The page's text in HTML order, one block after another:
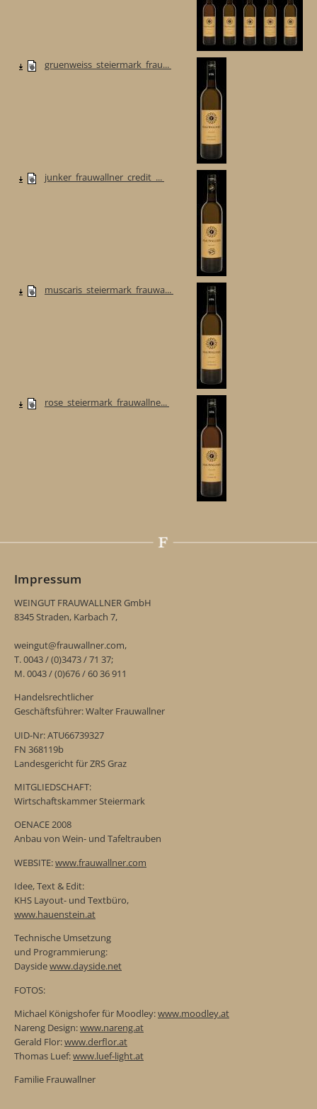
gruenweiss_steiermark_frau...
junker_frauwallner_credit_...
muscaris_steiermark_frauwa...
rose_steiermark_frauwallne...
Impressum
WEINGUT FRAUWALLNER GmbH
8345 Straden, Karbach 7,
weingut@frauwallner.com,
T. 0043 / (0)3473 / 71 37;
M. 0043 / (0)676 / 60 36 911
Handelsrechtlicher
Geschäftsführer: Walter Frauwallner
UID-Nr: ATU66739327
FN 368119b
Landesgericht für ZRS Graz
MITGLIEDSCHAFT:
Wirtschaftskammer Steiermark
OENACE 2008
Anbau von Wein- und Tafeltrauben
WEBSITE:www.frauwallner.com
Idee, Text & Edit:
KHS Layout- und Textbüro,
www.hauenstein.at
Technische Umsetzung
und Programmierung:
Daysidewww.dayside.net
FOTOS:
Michael Königshofer für Moodley:www.moodley.at
Nareng Design:www.nareng.at
Gerald Flor:www.derflor.at
Thomas Luef:www.luef-light.at
Familie Frauwallner